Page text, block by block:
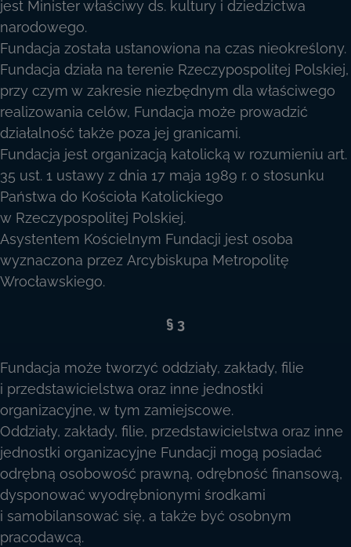
jest Minister właściwy ds. kultury i dziedzictwa
narodowego.
Fundacja została ustanowiona na czas nieokreślony.
Fundacja działa na terenie Rzeczypospolitej Polskiej,
przy czym w zakresie niezbędnym dla właściwego
realizowania celów, Fundacja może prowadzić
działalność także poza jej granicami.
Fundacja jest organizacją katolicką w rozumieniu art.
35 ust. 1 ustawy z dnia 17 maja 1989 r. o stosunku
Państwa do Kościoła Katolickiego
w Rzeczypospolitej Polskiej.
Asystentem Kościelnym Fundacji jest osoba
wyznaczona przez Arcybiskupa Metropolitę
Wrocławskiego.
§ 3
Fundacja może tworzyć oddziały, zakłady, filie
i przedstawicielstwa oraz inne jednostki
organizacyjne, w tym zamiejscowe.
Oddziały, zakłady, filie, przedstawicielstwa oraz inne
jednostki organizacyjne Fundacji mogą posiadać
odrębną osobowość prawną, odrębność finansową,
dysponować wyodrębnionymi środkami
i samobilansować się, a także być osobnym
pracodawcą.